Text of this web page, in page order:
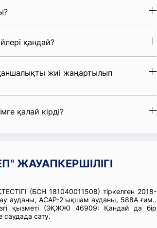
қандай?
жиі жаңартылып
қалай кірді?
ЖАУАПКЕРШІЛІГІ
(БСН 181040011508) тіркелген 2018-
ауданы, АСАР-2 ықшам ауданы, 588А ғим..
қызметі (ЭҚЖЖ) 46909: Қандай да бір
саудада сату.